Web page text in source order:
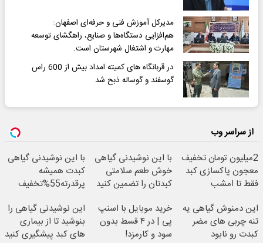
مدیرکل آموزش فنی و حرفه‌ای اصفهان:
هم‌افزایی دستگاه‌ها و صنایع، راهگشای توسعه
مهارت و اشتغال شهرستان است.
در قربانگاه های کمیته امداد بیش از 600 راس
گوسفند و گوساله ذبح شد
از سراسر وب
2میلیون تومان تخفیف
معجون پاکسازی کبد
فقط تا امشب
با این نوشیدنی گیاهی
خوش طعم سلامتی
کبدتان را تضمین کنید
با این نوشیدنی گیاهی
کبدت همیشه
پرقدرته55%تخفیف
این دمنوش گیاهی یه
تنه چربی های مضر
کبدت رو نابود
خرید موبایل با اسنپ
پی | در ۴ قسط بدون
سود و کارمزد!
این نوشیدنی گیاهی را
بنوشید تا از بیماری
های کبد پیشگیری کنید